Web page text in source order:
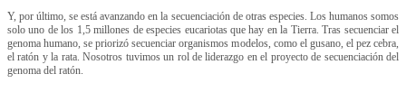
Y, por último, se está avanzando en la secuenciación de otras especies. Los humanos somos
solo uno de los 1,5 millones de especies eucariotas que hay en la Tierra. Tras secuenciar el
genoma humano, se priorizó secuenciar organismos modelos, como el gusano, el pez cebra,
el ratón y la rata. Nosotros tuvimos un rol de liderazgo en el proyecto de secuenciación del
genoma del ratón.